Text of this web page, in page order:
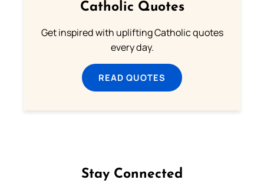
Catholic Quotes
Get inspired with uplifting Catholic quotes
every day.
READ QUOTES
Stay Connected